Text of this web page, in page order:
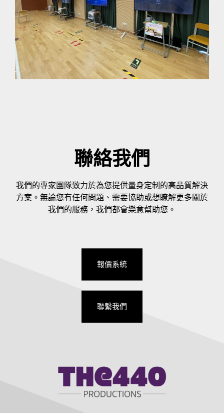
聯絡我們
我們的專家團隊致力於為您提供量身定制的高品質解決
方案。無論您有任何問題、需要協助或想瞭解更多關於
我們的服務，我們都會樂意幫助您。
報價系統
聯繫我們